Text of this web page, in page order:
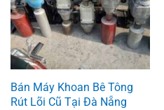
Bán Máy Khoan Bê Tông
Rút Lõi Cũ Tại Đà Nẵng